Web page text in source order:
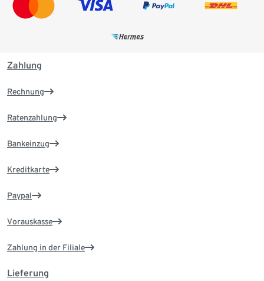
Zahlung
Rechnung
Ratenzahlung
Bankeinzug
Kreditkarte
Paypal
Vorauskasse
Zahlung in der Filiale
Lieferung